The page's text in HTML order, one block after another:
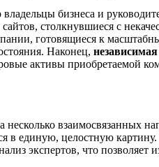
бизнеса и
столкнувшиеся с
готовящиеся к
Наконец, независимая
активы приобретаемой
взаимосвязанных
единую, целостную
экспертов, что позволяет